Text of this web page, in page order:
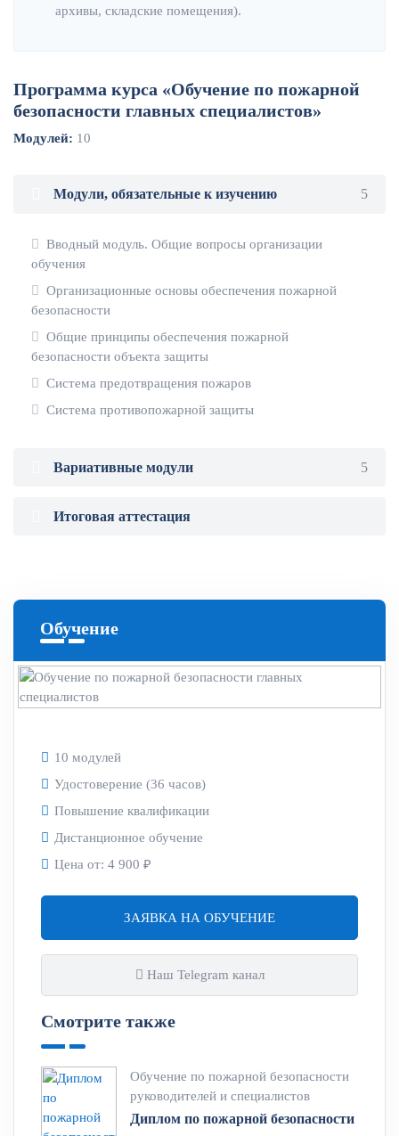
архивы, складские помещения).
Программа курса «Обучение по пожарной
безопасности главных специалистов»
Модулей: 10
Модули, обязательные к изучению 5
Вводный модуль. Общие вопросы организации
обучения
Организационные основы обеспечения пожарной
безопасности
Общие принципы обеспечения пожарной
безопасности объекта защиты
Система предотвращения пожаров
Система противопожарной защиты
Вариативные модули 5
Итоговая аттестация
Обучение
10 модулей
Удостоверение (36 часов)
Повышение квалификации
Дистанционное обучение
Цена от: 4 900 ₽
ЗАЯВКА НА ОБУЧЕНИЕ
Наш Telegram канал
Смотрите также
Обучение по пожарной безопасности
руководителей и специалистов
Диплом по пожарной безопасности